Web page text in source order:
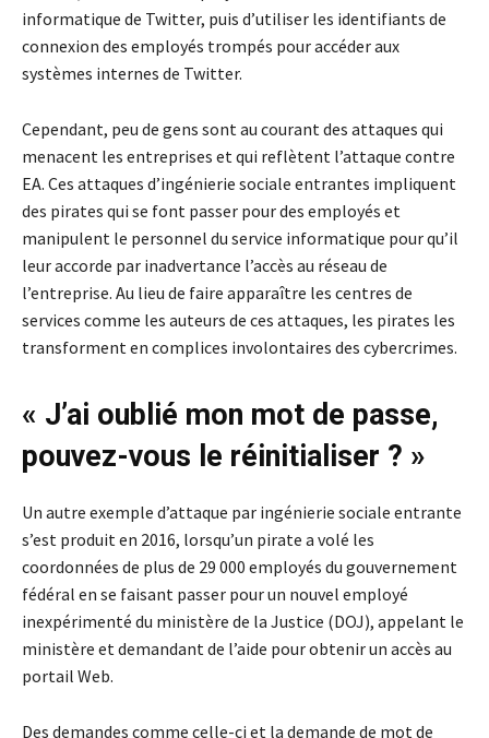
informatique de Twitter, puis d’utiliser les identifiants de
connexion des employés trompés pour accéder aux
systèmes internes de Twitter.
Cependant, peu de gens sont au courant des attaques qui
menacent les entreprises et qui reflètent l’attaque contre
EA. Ces attaques d’ingénierie sociale entrantes impliquent
des pirates qui se font passer pour des employés et
manipulent le personnel du service informatique pour qu’il
leur accorde par inadvertance l’accès au réseau de
l’entreprise. Au lieu de faire apparaître les centres de
services comme les auteurs de ces attaques, les pirates les
transforment en complices involontaires des cybercrimes.
« J’ai oublié mon mot de passe,
pouvez-vous le réinitialiser ? »
Un autre exemple d’attaque par ingénierie sociale entrante
s’est produit en 2016, lorsqu’un pirate a volé les
coordonnées de plus de 29 000 employés du gouvernement
fédéral en se faisant passer pour un nouvel employé
inexpérimenté du ministère de la Justice (DOJ), appelant le
ministère et demandant de l’aide pour obtenir un accès au
portail Web.
Des demandes comme celle-ci et la demande de mot de